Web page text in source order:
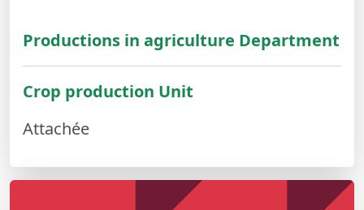
Productions in agriculture Department
Crop production Unit
Attachée